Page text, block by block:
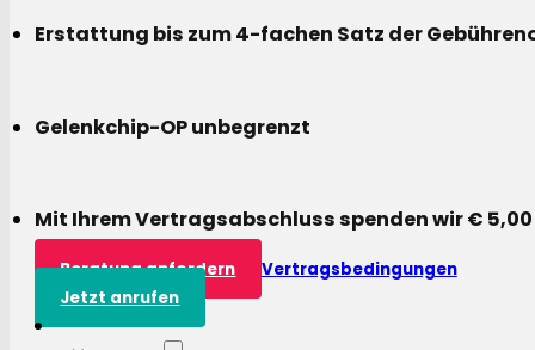
Erstattung bis zum 4-fachen Satz der
Gelenkchip-OP unbegrenzt
Mit Ihrem Vertragsabschluss spenden wir €
Beratung anfordern
Vertragsbedingungen
Jetzt anrufen